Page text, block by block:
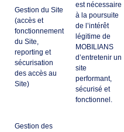
Gestion du Site
(accès et
fonctionnement
du Site,
reporting et
sécurisation
des accès au
Site)
est nécessaire
à la poursuite
de l’intérêt
légitime de
MOBILIANS
d’entretenir un
site
performant,
sécurisé et
fonctionnel.
Gestion des